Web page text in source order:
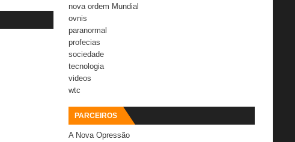
nova ordem Mundial
ovnis
paranormal
profecias
sociedade
tecnologia
videos
wtc
PARCEIROS
A Nova Opressão